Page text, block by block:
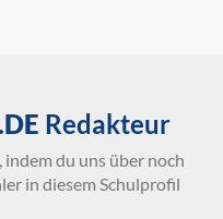
Redakteur
du uns über noch
in diesem Schulprofil